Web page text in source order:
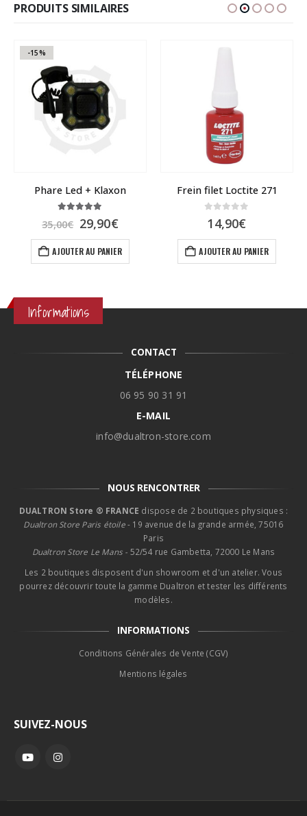
PRODUITS SIMILAIRES
-15%
Phare Led + Klaxon
35,00€ Le
prix
initial
était :
29,90€Le
prix
actuel
est :
AJOUTER AU PANIER
Frein filet Loctite 271
14,90€
AJOUTER AU PANIER
Informations
CONTACT
TÉLÉPHONE
06 95 90 31 91
E-MAIL
info@dualtron-store.com
NOUS RENCONTRER
DUALTRON Store ® FRANCE dispose de 2 boutiques physiques :
Dualtron Store Paris étoile- 19 avenue de la grande armée, 75016
Paris
Dualtron Store Le Mans - 52/54 rue Gambetta, 72000 Le Mans
Les 2 boutiques disposent d'un showroom et d'un atelier. Vous
pourrez découvrir toute la gamme Dualtron et tester les différents
modèles.
INFORMATIONS
Conditions Générales de Vente (CGV)
Mentions légales
SUIVEZ-NOUS